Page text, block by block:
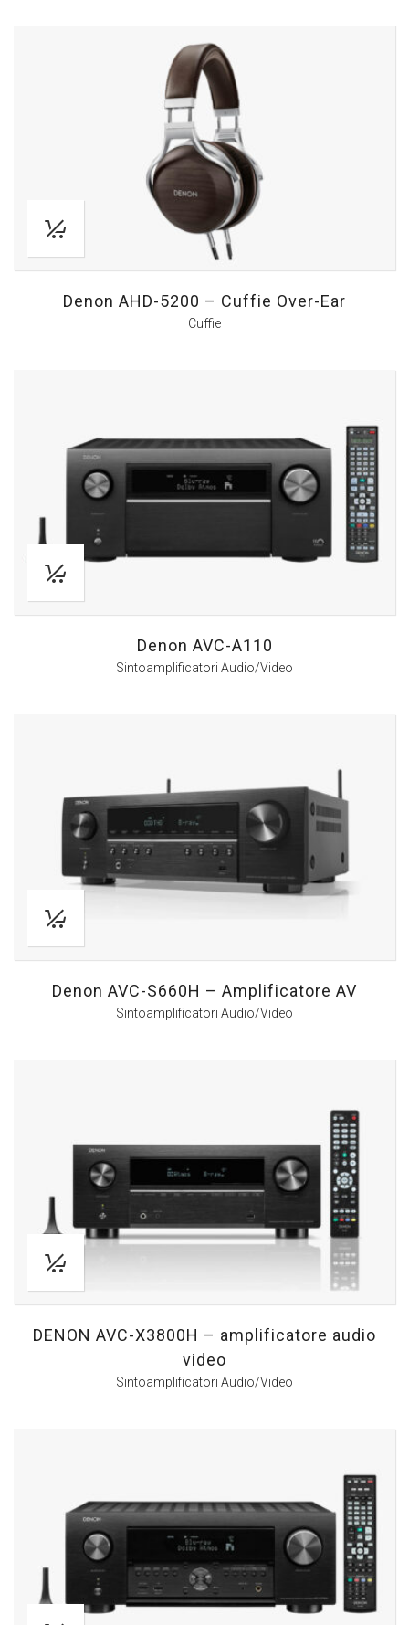
Denon AHD-5200 – Cuffie Over-Ear
Cuffie
Denon AVC-A110
Sintoamplificatori Audio/Video
Denon AVC-S660H – Amplificatore AV
Sintoamplificatori Audio/Video
DENON AVC-X3800H – amplificatore audio
video
Sintoamplificatori Audio/Video